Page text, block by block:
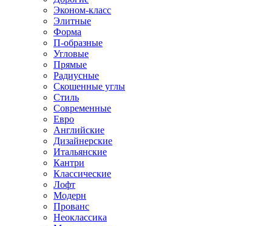
Эконом-класс
Элитные
Форма
П-образные
Угловые
Прямые
Радиусные
Скошенные углы
Стиль
Современные
Евро
Английские
Дизайнерские
Итальянские
Кантри
Классические
Лофт
Модерн
Прованс
Неоклассика